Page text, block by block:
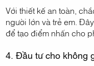
Với thiết kế an toàn,
người lớn và trẻ em.
để tạo điểm nhấn cho
4. Đầu tư cho không